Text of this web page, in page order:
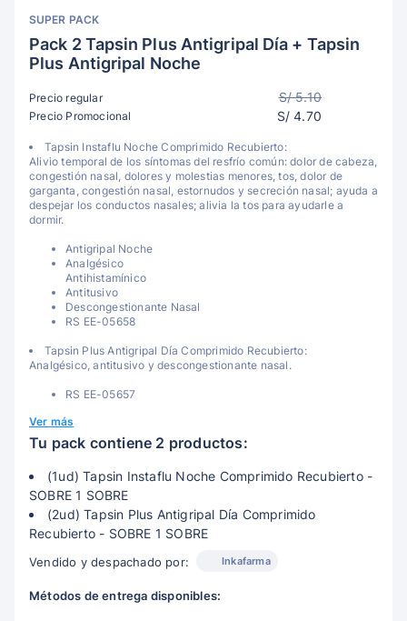
SUPER PACK
Pack 2 Tapsin Plus Antigripal Día + Tapsin
Plus Antigripal Noche
Precio regular S/ 5.10
Precio Promocional S/ 4.70
Tapsin Instaflu Noche Comprimido Recubierto:
Alivio temporal de los síntomas del resfrío común: dolor de cabeza,
congestión nasal, dolores y molestias menores, tos, dolor de
garganta, congestión nasal, estornudos y secreción nasal; ayuda a
despejar los conductos nasales; alivia la tos para ayudarle a
dormir.
Antigripal Noche
Analgésico
Antihistamínico
Antitusivo
Descongestionante Nasal
RS EE-05658
Tapsin Plus Antigripal Día Comprimido Recubierto:
Analgésico, antitusivo y descongestionante nasal.
RS EE-05657
Ver más
Tu pack contiene 2 productos:
(1ud) Tapsin Instaflu Noche Comprimido Recubierto -
SOBRE 1 SOBRE
(2ud) Tapsin Plus Antigripal Día Comprimido
Recubierto - SOBRE 1 SOBRE
Vendido y despachado por: Inkafarma
Métodos de entrega disponibles: